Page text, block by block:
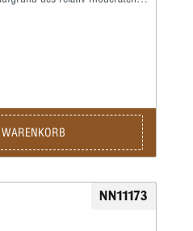
entschieden sich die
einen Gürtel einzubauen.
.375 war für den Einsatz in
aber da diese vor dem
entfernten viele englische
unteren Verriegelungslasche,
beide Optionen kostspielig
als Grundlage für eine Reihe
NN11173